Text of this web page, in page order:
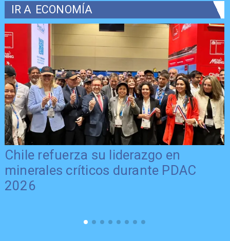
IR A ECONOMÍA
Chile refuerza su liderazgo en
minerales críticos durante PDAC
2026